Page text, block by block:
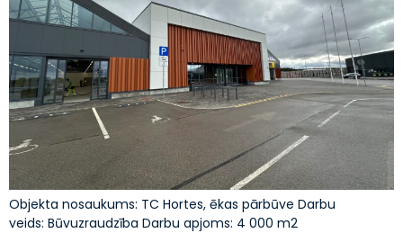
Objekta nosaukums: TC Hortes, ēkas pārbūve Darbu
veids: Būvuzraudzība Darbu apjoms: 4 000 m2